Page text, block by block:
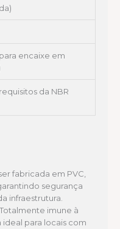
encaixe em
da NBR
fabricada em PVC,
segurança
infraestrutura.
Totalmente imune à
para locais com